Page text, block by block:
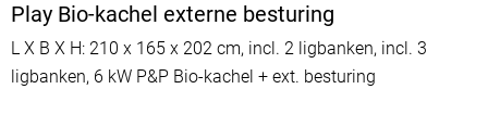
Play Bio-kachel externe besturing
L X B X H: 210 x 165 x 202 cm, incl. 2 ligbanken, incl. 3
ligbanken, 6 kW P&P Bio-kachel + ext. besturing